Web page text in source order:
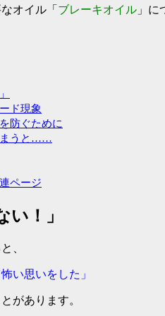
オイル「 ブレーキオイル 」に
ド現象
防ぐために
まうと……
ページ
い！」
、
い思いをした 」
があります。